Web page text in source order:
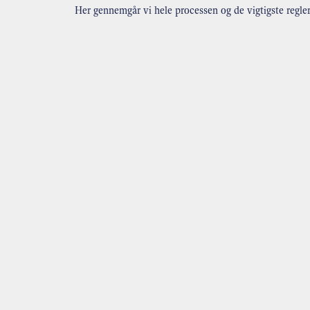
Her gennemgår vi hele processen og de vigtigste